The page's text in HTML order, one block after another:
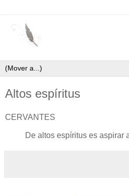
Altos espíritus
CERVANTES
De altos espíritus es aspirar